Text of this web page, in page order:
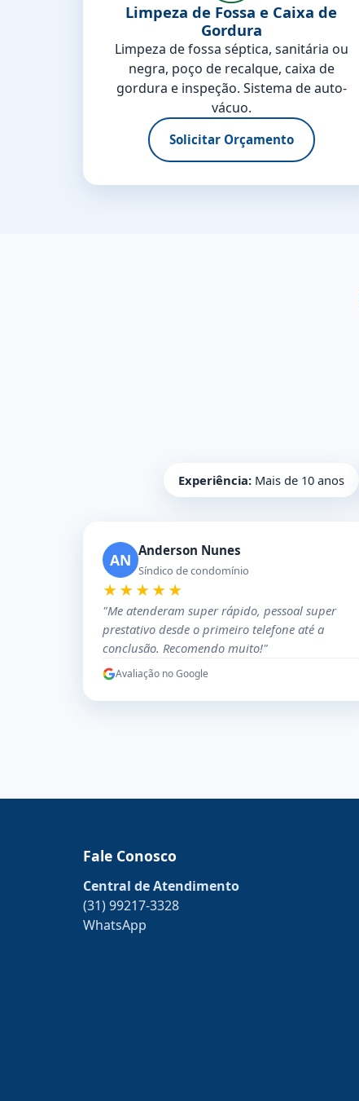
Limpeza de Fossa e Caixa de
Gordura
Limpeza de fossa séptica, sanitária ou
negra, poço de recalque, caixa de
gordura e inspeção. Sistema de auto-
vácuo.
Solicitar Orçamento
Experiência: Mais de 10 anos
AN Anderson Nunes
Síndico de condomínio
★★★★★
"Me atenderam super rápido, pessoal super
prestativo desde o primeiro telefone até a
conclusão. Recomendo muito!"
Avaliação no Google
Fale Conosco
Central de Atendimento
(31) 99217-3328
WhatsApp